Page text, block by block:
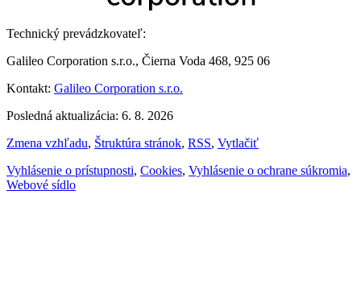
Technický prevádzkovateľ:
Galileo Corporation s.r.o., Čierna Voda 468, 925 06
Kontakt: Galileo Corporation s.r.o.
Posledná aktualizácia: 6. 8. 2026
Zmena vzhľadu, Štruktúra stránok, RSS, Vytlačiť
Vyhlásenie o prístupnosti, Cookies, Vyhlásenie o ochrane súkromia,
Webové sídlo